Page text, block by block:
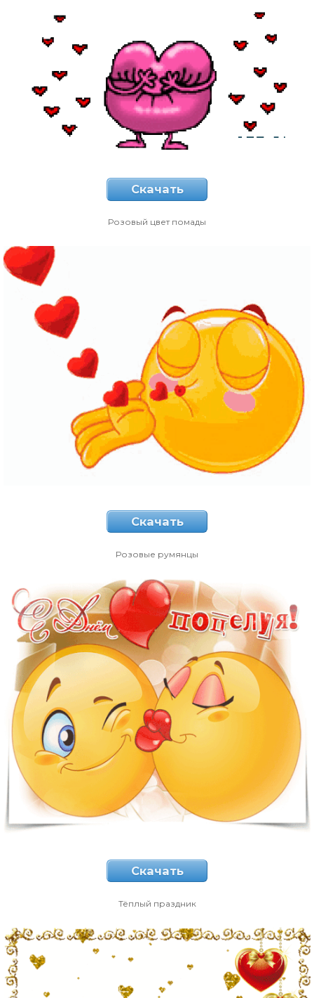
Скачать
Розовый цвет помады
Скачать
Розовые румянцы
Скачать
Тёплый праздник